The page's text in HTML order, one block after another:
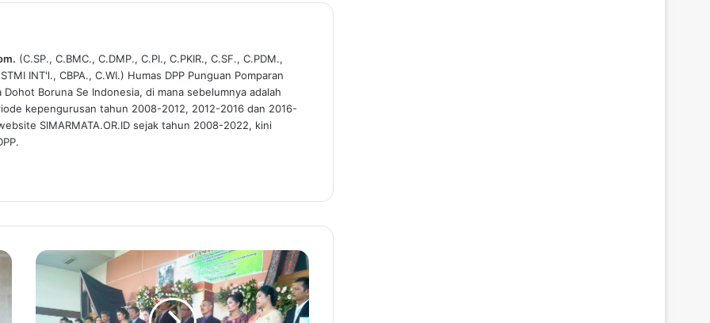
(C.SP., C.BMC., C.DMP., C.PI., C.PKIR., C.SF., C.PDM.,
INT'l., CBPA., C.WI.) Humas DPP Punguan Pomparan
Dohot Boruna Se Indonesia, di mana sebelumnya adalah
kepengurusan tahun 2008-2012, 2012-2016 dan 2016-
SIMARMATA.OR.ID sejak tahun 2008-2022, kini